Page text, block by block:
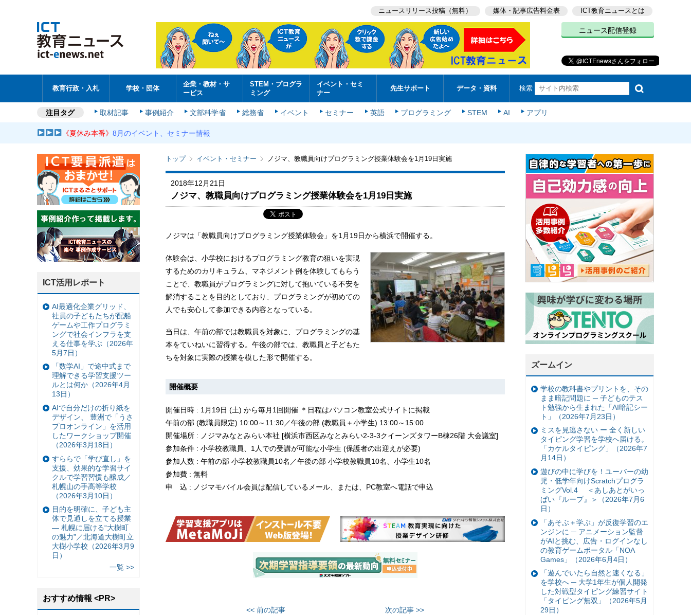
ニュースリリース投稿（無料） 媒体・記事広告料金表 ICT教育ニュースとは
ニュース配信登録
教育行政・入札 学校・団体
企業・教材・サ
ービス
STEM・プログラ
ミング
イベント・セミ
ナー
先生サポート データ・資料 検索
注目タグ 取材記事 事例紹介 文部科学省 総務省 イベント セミナー 英語 プログラミング STEM AI アプリ
《夏休み本番》8月のイベント、セミナー情報
トップ イベント・セミナー ノジマ、教職員向けプログラミング授業体験会を1月19日実施
2018年12月21日
ノジマ、教職員向けプログラミング授業体験会を1月19日実施
ノジマは「教職員向けプログラミング授業体験会」を1月19日から横浜で開催する。
体験会は、小学校におけるプログラミング教育の狙いを実現
するためのカリキュラム、マネジメント例を体験してもらう
ことで、教職員がプログラミングに対して抱いている不安を
解消することを目的としており、プログラミングが初めての
人でも安心して参加できる内容となっている。
当日は、午前の部では教職員を対象に、プログラミングの基
本をていねいに習得する。午後の部では、教職員と子どもた
ちを対象に実際の授業を模した形で開催する。
開催概要
開催日時 : 1月19日 (土) から毎月1回開催 ＊日程はパソコン教室公式サイトに掲載
午前の部 (教職員限定) 10:00～11:30／午後の部 (教職員＋小学生) 13:00～15:00
開催場所 : ノジマみなとみらい本社 [横浜市西区みなとみらい2-3-3クイーンズタワーB棟26階 大会議室]
参加条件 : 小学校教職員、1人での受講が可能な小学生 (保護者の出迎えが必要)
参加人数 : 午前の部 小学校教職員10名／午後の部 小学校教職員10名、小学生10名
参加費 : 無料
申 込 : ノジマモバイル会員は配信しているメール、または、PC教室へ電話で申込
<< 前の記事 次の記事 >>
ズームイン
学校の教科書やプリントを、その
まま暗記問題に ─ 子どものテス
ト勉強から生まれた「AI暗記シー
ト」（2026年7月23日）
ミスを見逃さない ー 全く新しい
タイピング学習を学校へ届ける。
「カケルタイピング」（2026年7
月14日）
遊びの中に学びを！ユーバーの幼
児・低学年向けScratchプログラ
ミングVol.4 ＜あしあとがいっ
ぱい『ループ』＞（2026年7月6
日）
「あそぶ＋学ぶ」が反復学習のエ
ンジンに ─ アニメーション監督
がAIと挑む、広告・ログインなし
の教育ゲームポータル「NOA
Games」（2026年6月4日）
「遊んでいたら自然と速くなる」
を学校へ ─ 大学1年生が個人開発
した対戦型タイピング練習サイト
「タイピング無双」（2026年5月
29日）
ICT活用レポート
AI最適化企業グリッド、
社員の子どもたちが配船
ゲームや工作プログラミ
ングで社会インフラを支
える仕事を学ぶ（2026年
5月7日）
「数学AI」で途中式まで
理解できる学習支援ツー
ルとは何か（2026年4月
13日）
AIで自分だけの折り紙を
デザイン、 豊洲で「うさ
プロオンライン」を活用
したワークショップ開催
（2026年3月18日）
すららで「学び直し」を
支援、効果的な学習サイ
クルで学習習慣も醸成／
札幌山の手高等学校
（2026年3月10日）
目的を明確に、子ども主
体で見通しを立てる授業
— 札幌に届ける“大樹町
の魅力”／北海道大樹町立
大樹小学校（2026年3月9
日）
一覧 >>
おすすめ情報 <PR>